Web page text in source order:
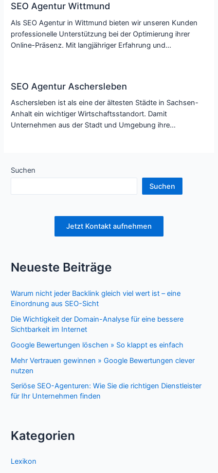
SEO Agentur Wittmund
Als SEO Agentur in Wittmund bieten wir unseren Kunden
professionelle Unterstützung bei der Optimierung ihrer
Online-Präsenz. Mit langjähriger Erfahrung und…
SEO Agentur Aschersleben
Aschersleben ist als eine der ältesten Städte in Sachsen-
Anhalt ein wichtiger Wirtschaftsstandort. Damit
Unternehmen aus der Stadt und Umgebung ihre…
Suchen
Suchen
Jetzt Kontakt aufnehmen
Neueste Beiträge
Warum nicht jeder Backlink gleich viel wert ist – eine
Einordnung aus SEO-Sicht
Die Wichtigkeit der Domain-Analyse für eine bessere
Sichtbarkeit im Internet
Google Bewertungen löschen » So klappt es einfach
Mehr Vertrauen gewinnen » Google Bewertungen clever
nutzen
Seriöse SEO-Agenturen: Wie Sie die richtigen Dienstleister
für Ihr Unternehmen finden
Kategorien
Lexikon